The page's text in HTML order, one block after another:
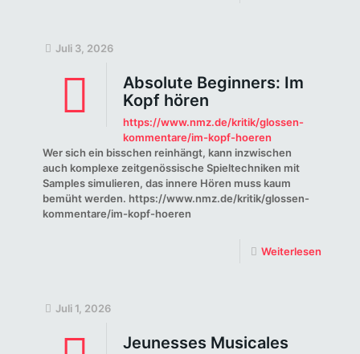
Juli 3, 2026
Absolute Beginners: Im
Kopf hören
https://www.nmz.de/kritik/glossen-
kommentare/im-kopf-hoeren
Wer sich ein bisschen reinhängt, kann inzwischen
auch komplexe zeitgenössische Spieltechniken mit
Samples simulieren, das innere Hören muss kaum
bemüht werden. https://www.nmz.de/kritik/glossen-
kommentare/im-kopf-hoeren
Weiterlesen
Juli 1, 2026
Jeunesses Musicales